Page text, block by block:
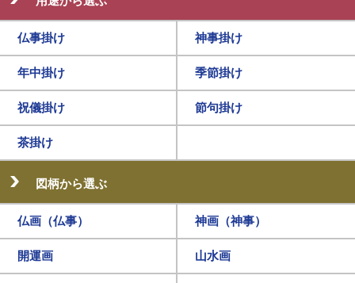
仏事掛け 神事掛け
年中掛け 季節掛け
祝儀掛け 節句掛け
茶掛け
図柄から選ぶ
仏画（仏事） 神画（神事）
開運画 山水画